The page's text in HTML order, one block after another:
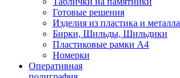
Готовые решения
Изделия из пластика и металла
Бирки, Шильды, Шильдики
Пластиковые рамки А4
Номерки
Оперативная